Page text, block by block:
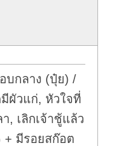
บกลาง (ปุ๋ย) /
ผัวแก่, หัวใจที่
, เลิกเจ้าชู้แล้ว
+ มีรอยสก๊อต